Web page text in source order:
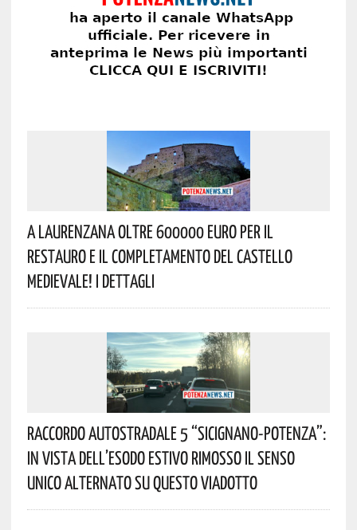
A Laurenzana Oltre 600000 Euro Per Il
Restauro E Il Completamento Del Castello
Medievale! I Dettagli
Raccordo Autostradale 5 “Sicignano-Potenza”:
In Vista Dell’esodo Estivo Rimosso Il Senso
Unico Alternato Su Questo Viadotto